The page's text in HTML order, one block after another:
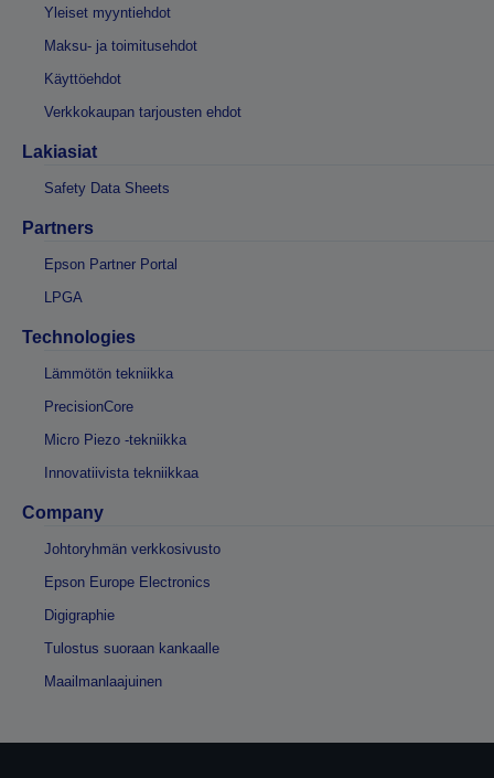
Yleiset myyntiehdot
Maksu- ja toimitusehdot
Käyttöehdot
Verkkokaupan tarjousten ehdot
Lakiasiat
Safety Data Sheets
Partners
Epson Partner Portal
LPGA
Technologies
Lämmötön tekniikka
PrecisionCore
Micro Piezo -tekniikka
Innovatiivista tekniikkaa
Company
Johtoryhmän verkkosivusto
Epson Europe Electronics
Digigraphie
Tulostus suoraan kankaalle
Maailmanlaajuinen